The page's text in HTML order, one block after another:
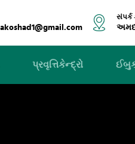
સંપર્ક
પ્રવૃત્તિકેન્દ્રો